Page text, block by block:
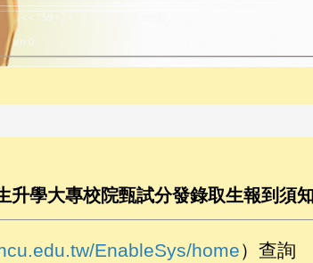
升學大專校院甄試分發錄取生報到須
EnableSys/home）查詢